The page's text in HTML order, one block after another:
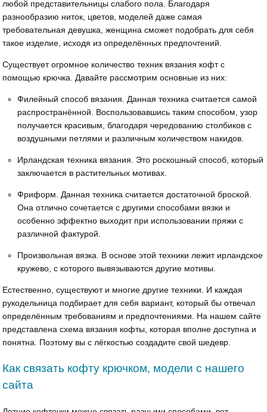
любой представительницы слабого пола. Благодаря
разнообразию ниток, цветов, моделей даже самая
требовательная девушка, женщина сможет подобрать для себя
такое изделие, исходя из определённых предпочтений.
Существует огромное количество техник вязания кофт с
помощью крючка. Давайте рассмотрим основные из них:
Филейный способ вязания. Данная техника считается самой
распространённой. Воспользовавшись таким способом, узор
получается красивым, благодаря чередованию столбиков с
воздушными петлями и различным количеством накидов.
Ирландская техника вязания. Это роскошный способ, который
заключается в растительных мотивах.
Фриформ. Данная техника считается достаточной броской.
Она отлично сочетается с другими способами вязки и
особенно эффектно выходит при использовании пряжи с
различной фактурой.
Произвольная вязка. В основе этой техники лежит ирландское
кружево, с которого вывязываются другие мотивы.
Естественно, существуют и многие другие техники. И каждая
рукодельница подбирает для себя вариант, который бы отвечал
определённым требованиям и предпочтениями. На нашем сайте
представлена схема вязания кофты, которая вполне доступна и
понятна. Поэтому вы с лёгкостью создадите свой шедевр.
Как связать кофту крючком, модели с нашего
сайта